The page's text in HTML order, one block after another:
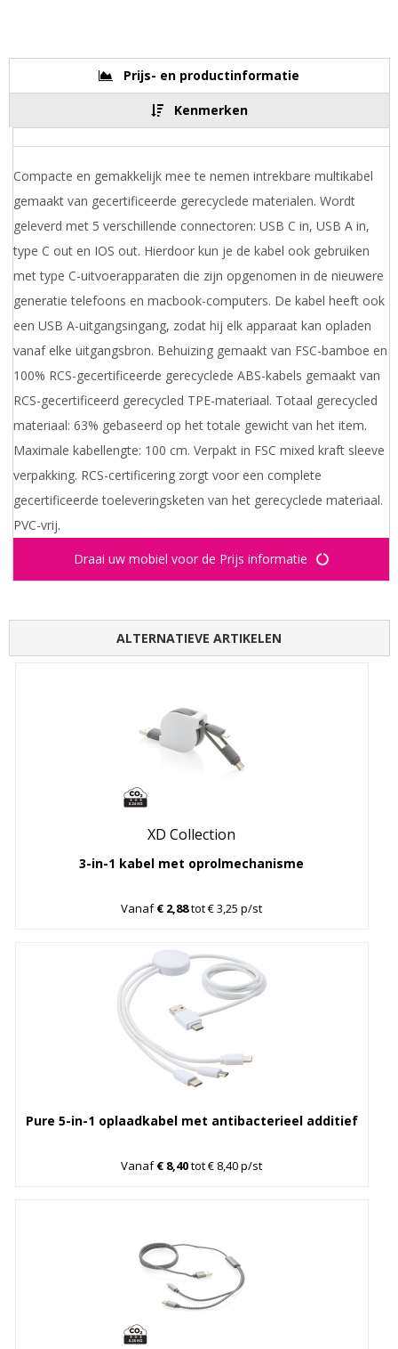
Prijs- en productinformatie
Kenmerken
Compacte en gemakkelijk mee te nemen intrekbare multikabel
gemaakt van gecertificeerde gerecyclede materialen. Wordt
geleverd met 5 verschillende connectoren: USB C in, USB A in,
type C out en IOS out. Hierdoor kun je de kabel ook gebruiken
met type C-uitvoerapparaten die zijn opgenomen in de nieuwere
generatie telefoons en macbook-computers. De kabel heeft ook
een USB A-uitgangsingang, zodat hij elk apparaat kan opladen
vanaf elke uitgangsbron. Behuizing gemaakt van FSC-bamboe en
100% RCS-gecertificeerde gerecyclede ABS-kabels gemaakt van
RCS-gecertificeerd gerecycled TPE-materiaal. Totaal gerecycled
materiaal: 63% gebaseerd op het totale gewicht van het item.
Maximale kabellengte: 100 cm. Verpakt in FSC mixed kraft sleeve
verpakking. RCS-certificering zorgt voor een complete
gecertificeerde toeleveringsketen van het gerecyclede materiaal.
PVC-vrij.
Draai uw mobiel voor de Prijs informatie
ALTERNATIEVE ARTIKELEN
XD Collection
3-in-1 kabel met oprolmechanisme
Vanaf€ 2,88tot € 3,25 p/st
Pure 5-in-1 oplaadkabel met antibacterieel additief
Vanaf€ 8,40tot € 8,40 p/st